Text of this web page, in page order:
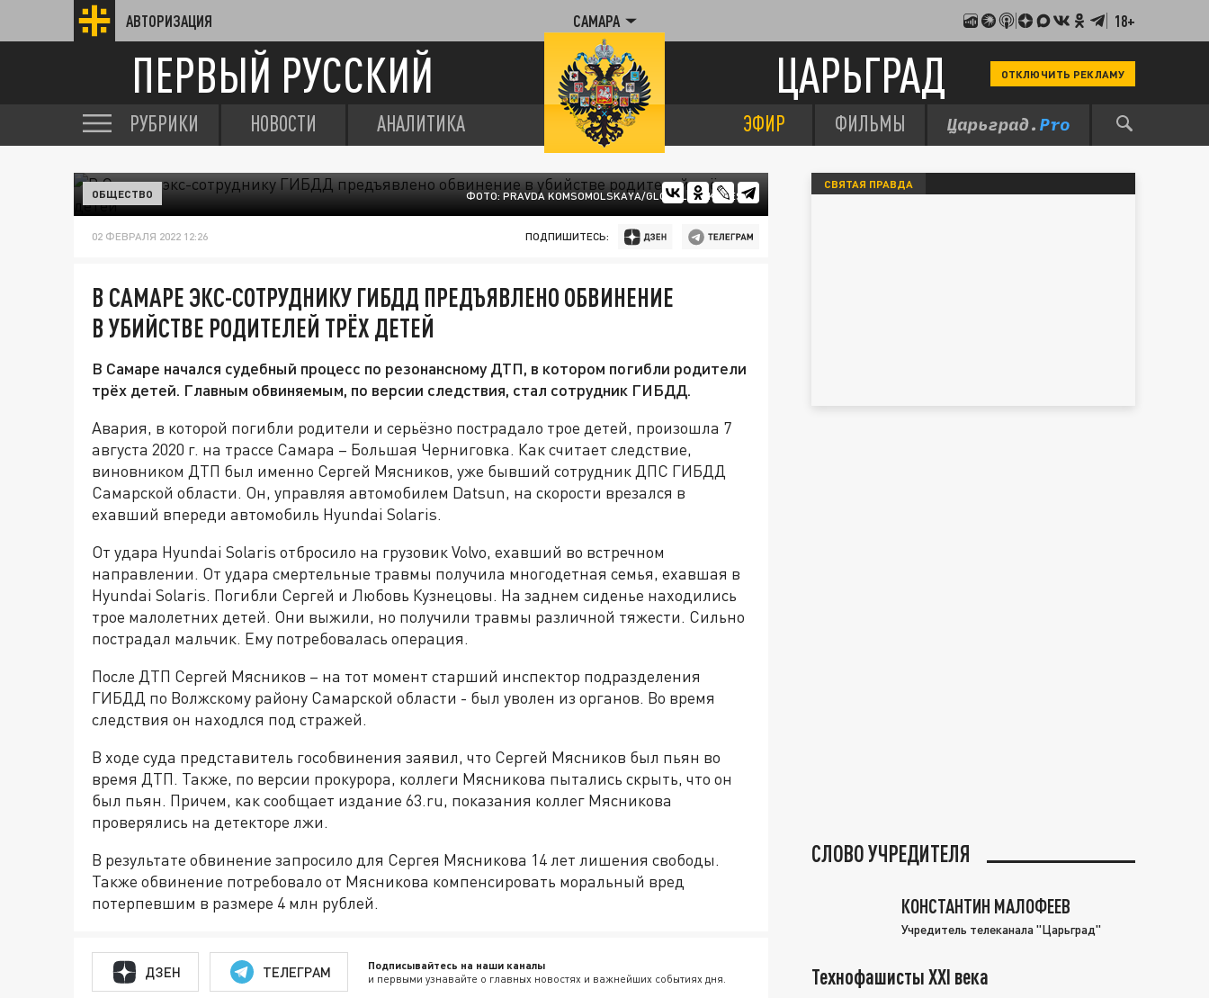
АВТОРИЗАЦИЯ САМАРА 18+
ПЕРВЫЙ РУССКИЙ ЦАРЬГРАД ОТКЛЮЧИТЬ РЕКЛАМУ
РУБРИКИ НОВОСТИ АНАЛИТИКА ЭФИР ФИЛЬМЫ
ФОТО: PRAVDA KOMSOMOLSKAYA/GLOBALLOOKPRESS
ОБЩЕСТВО
02 ФЕВРАЛЯ 2022 12:26 ПОДПИШИТЕСЬ:
В САМАРЕ ЭКС-СОТРУДНИКУ ГИБДД ПРЕДЪЯВЛЕНО ОБВИНЕНИЕ
В УБИЙСТВЕ РОДИТЕЛЕЙ ТРЁХ ДЕТЕЙ
В Самаре начался судебный процесс по резонансному ДТП, в котором погибли родители
трёх детей. Главным обвиняемым, по версии следствия, стал сотрудник ГИБДД.
Авария, в которой погибли родители и серьёзно пострадало трое детей, произошла 7
августа 2020 г. на трассе Самара – Большая Черниговка. Как считает следствие,
виновником ДТП был именно Сергей Мясников, уже бывший сотрудник ДПС ГИБДД
Самарской области. Он, управляя автомобилем Datsun, на скорости врезался в
ехавший впереди автомобиль Hyundai Solaris.
От удара Hyundai Solaris отбросило на грузовик Volvo, ехавший во встречном
направлении. От удара смертельные травмы получила многодетная семья, ехавшая в
Hyundai Solaris. Погибли Сергей и Любовь Кузнецовы. На заднем сиденье находились
трое малолетних детей. Они выжили, но получили травмы различной тяжести. Сильно
пострадал мальчик. Ему потребовалась операция.
После ДТП Сергей Мясников – на тот момент старший инспектор подразделения
ГИБДД по Волжскому району Самарской области - был уволен из органов. Во время
следствия он находлся под стражей.
В ходе суда представитель гособвинения заявил, что Сергей Мясников был пьян во
время ДТП. Также, по версии прокурора, коллеги Мясникова пытались скрыть, что он
был пьян. Причем, как сообщает издание 63.ru, показания коллег Мясникова
проверялись на детекторе лжи.
В результате обвинение запросило для Сергея Мясникова 14 лет лишения свободы.
Также обвинение потребовало от Мясникова компенсировать моральный вред
потерпевшим в размере 4 млн рублей.
ДЗЕН ТЕЛЕГРАМ Подписывайтесь на наши каналы
и первыми узнавайте о главных новостях и важнейших событиях дня.
СВЯТАЯ ПРАВДА
СЛОВО УЧРЕДИТЕЛЯ
КОНСТАНТИН МАЛОФЕЕВ
Учредитель телеканала "Царьград"
Технофашисты XXI века